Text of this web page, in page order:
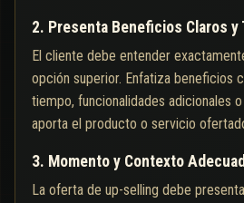
2. Presenta Beneficios Claros y
El cliente debe entender
opción superior. Enfatiza beneficios
tiempo, funcionalidades adicionales
aporta el producto o servicio
3. Momento y Contexto
La oferta de up-selling debe